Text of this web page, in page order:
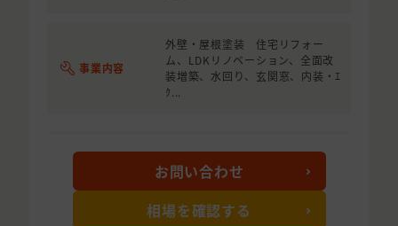
事業内容
外壁・屋根塗装 住宅リフォー
ム、LDKリノベーション、全面改
装増築、水回り、玄関窓、内装・ｴ
ｸ...
お問い合わせ
相場を確認する